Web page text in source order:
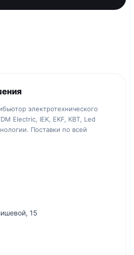
электротехнического
Electric, IEK, EKF, КВТ, Led
Поставки по всей
15